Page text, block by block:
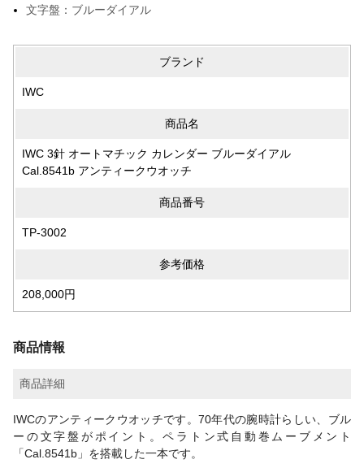
文字盤：ブルーダイアル
ブランド
IWC
商品名
IWC 3針 オートマチック カレンダー ブルーダイアル
Cal.8541b アンティークウオッチ
商品番号
TP-3002
参考価格
208,000円
商品情報
商品詳細
IWCのアンティークウオッチです。70年代の腕時計らしい、ブル
ーの文字盤がポイント。ペラトン式自動巻ムーブメント
「Cal.8541b」を搭載した一本です。